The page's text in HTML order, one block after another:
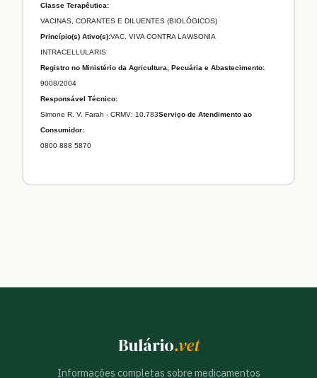
Classe Terapêutica:
VACINAS, CORANTES E DILUENTES (BIOLÓGICOS)
Princípio(s) Ativo(s):VAC. VIVA CONTRA LAWSONIA
INTRACELLULARIS
Registro no Ministério da Agricultura, Pecuária e Abastecimento:
9008/2004
Responsável Técnico:
Simone R. V. Farah - CRMV: 10.783Serviço de Atendimento ao
Consumidor:
0800 888 5870
Bulário.vet
Informações completas sobre medicamentos